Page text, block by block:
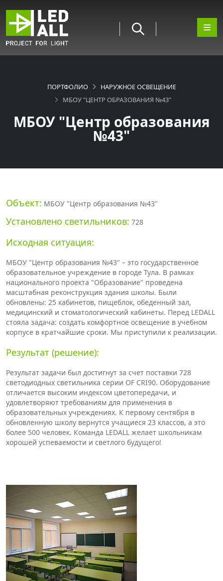
МБОУ "Центр образования
№43"
ПОРТФОЛИО
НАРУЖНОЕ ОСВЕЩЕНИЕ
МБОУ "ЦЕНТР ОБРАЗОВАНИЯ №43"
Объект: МБОУ "Центр образования №43"
Установлено светильников: 728
Исходная ситуация:
МБОУ "Центр образования №43" – это государственное
образовательное учреждение в городе Тула. В рамках
национального проекта "Образование" проведена
масштабная реконструкция здания школы. Были
обновлены: 25 кабинетов, пищеблок, обеденный зал,
медицинский и стоматологический кабинеты. Перед LEDALL
стояла задача: создать комфортное освещение в учебном
корпусе в кратчайшие сроки. Мы приступили к реализации.
Результат (решение):
Результат задачи был достигнут за счет поставки 728
светодиодных светильника серии OF CRI90. Оборудование
отличается высоким индексом цветопередачи, и
удовлетворяют требованиям для применения в
образовательных учреждениях. К первому сентября в
обновленную школу вернутся учащиеся 23 классов, а это
более 500 человек. Команда LEDALL желает школьникам
хорошей успеваемости и светлого будущего!